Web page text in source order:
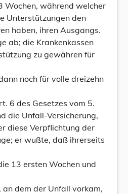
Wochen, während welcher
Unterstützungen den
haben, ihren Ausgangs.
ab; die Krankenkassen
zu gewähren für
noch für volle dreizehn
6 des Gesetzes vom 5.
die Unfall-Versicherung,
diese Verpflichtung der
er wußte, daß ihrerseits
13 ersten Wochen und
an dem der Unfall vorkam,